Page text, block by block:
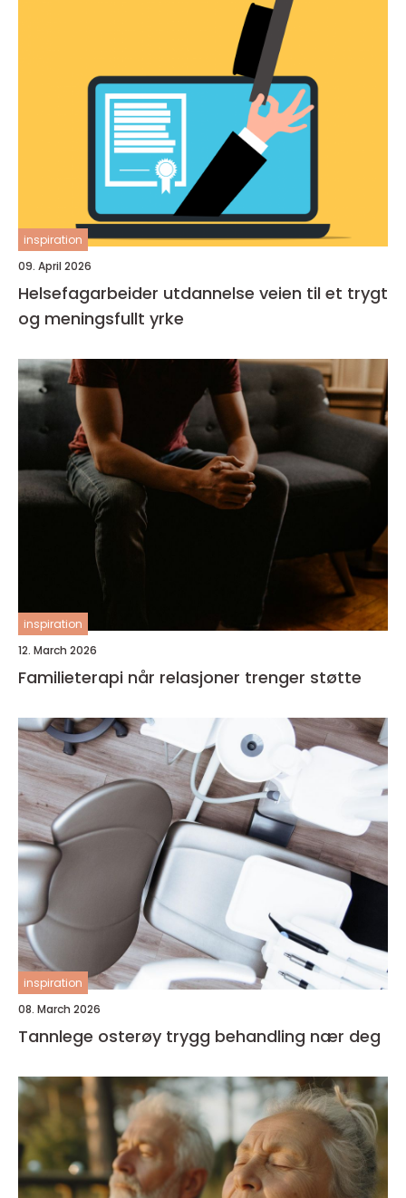
inspiration
09. April 2026
Helsefagarbeider utdannelse veien til et trygt
og meningsfullt yrke
inspiration
12. March 2026
Familieterapi når relasjoner trenger støtte
inspiration
08. March 2026
Tannlege osterøy trygg behandling nær deg